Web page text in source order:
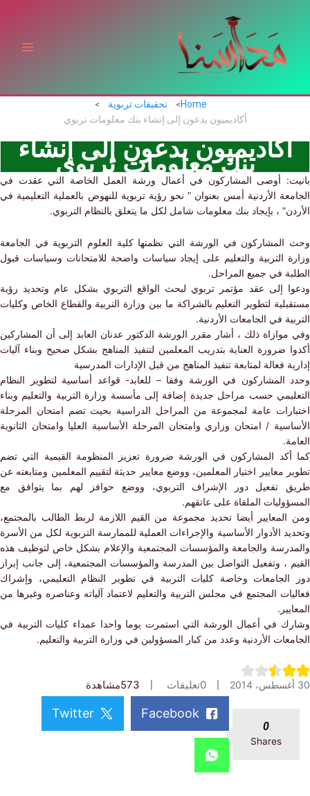
Home
تحقيقات تربوية
أكاديميون يدعون إلى إنشاء بنك معلومات تربوي
أكاديميون يدعون إلى إنشاء
بنك معلومات تربوي
أوصى المشاركون في أعمال ورشة العمل الخاصة التي عقدت في
الأردنية أمس بعنوان ” نحو رؤية تربوية للنهوض بالعملية التعليمية في
، بإيجاد بنك معلومات شامل لكل ما يتعلق بالنظام التربوي.
في الورشة التي نظمتها كلية العلوم التربوية في الجامعة
التربية والتعليم على إيجاد سياسات واضحة للامتحانات وسياسات قبول
في جميع المراحل.
إلى عقد مؤتمر تربوي لبحث الواقع التربوي بشكل عام وتحديد رؤية
لتطوير التعليم بالشراكة ما بين وزارة التربية والقطاع الخاص وكليات
في الجامعات الأردنية.
ذلك ، أشار مقرر الورشة الدكتور عدنان العابد إلى أن المشاركين
ضرورة العناية بتدريب المعلمين لتنفيذ المناهج بشكل صحيح وبناء آليات
فعالة لمتابعة تنفيذ المناهج من قبل الإدارات المدرسية
المشاركون في الورشة وفقا – للعابد- قواعد أساسية لتطوير النظام
حسب مراحل جديدة إضافة إلى مأسسة وزارة التربية والتعليم وبناء
عامة لمجموعة من المراحل الدراسية بحيث تضم امتحان المرحلة
/ امتحان وزاري وامتحان المرحلة الأساسية العليا وامتحان الثانوية
المشاركون في الورشة ضرورة تعزيز المنظومة القيمية التي تضم
معايير اختيار المعلمين، ووضع معايير حديثة لتقييم المعلمين ومتابعته عن
تفعيل دور الإشراف التربوي، ووضع حوافز لهم بما يتوافق مع
الملقاة على عاتقهم.
أيضا تحديد مجموعة من القيم اللازمة لربط الطالب بالمجتمع،
الأدوار الأساسية والإجراءات العملية للممارسة التربوية لكل من الأسرة
والجامعة والمؤسسات المجتمعية والإعلام بشكل خاص لتوظيف هذه
، وتفعيل التواصل بين المدرسة والمؤسسات المجتمعية، إلى جانب إبراز
وخاصة كليات التربية في تطوير النظام التعليمي، وإشراك
المجتمع في مجلس التربية والتعليم لاعتماد آلياته وعناصره وغيرها من
في أعمال الورشة التي استمرت يوما واحدا عمداء كليات التربية في
الأردنية وعدد من كبار المسؤولين في وزارة التربية والتعليم.
تعليقات 573مشاهدة
Shares
Facebook
Twitter